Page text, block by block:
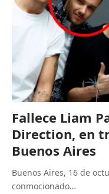
Fallece Liam
Direction, en
Buenos Aires
Buenos Aires, 16 de
conmocionado…